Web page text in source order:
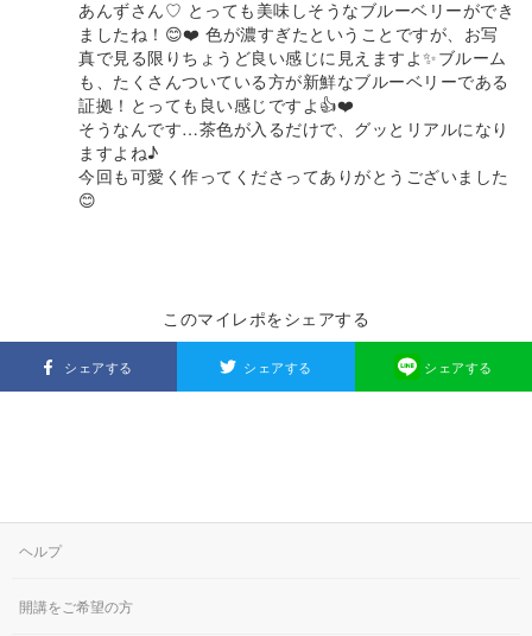
あんずさん♡ とっても美味しそうなブルーベリーができ
ましたね！😊❤️ 色が濃すぎたということですが、お写
真で見る限りちょうど良い感じに見えますよ✨ブルーム
も、たくさんついている方が新鮮なブルーベリーである
証拠！とっても良い感じですよ👍❤️
そうなんです…茶色が入るだけで、グッとリアルになり
ますよね♪
今回も可愛く作ってくださってありがとうございました
😊
このマイレポをシェアする
シェアする シェアする シェアする
ヘルプ
開講をご希望の方